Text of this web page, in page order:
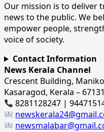
Our mission is to deliver
news to the public. We
empower people,
voice of society.
Contact Information
News Kerala Channel
Crescent Building,
Kasaragod, Kerala –
8281128247 |